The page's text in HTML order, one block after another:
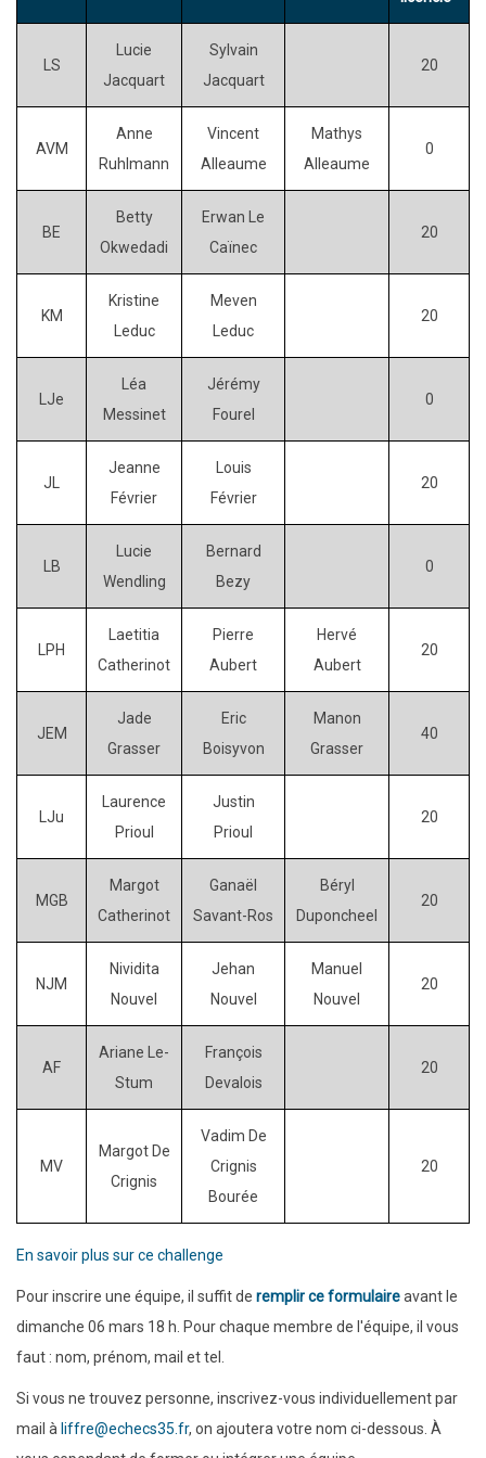
LS
Lucie
Jacquart
Sylvain
Jacquart
20
AVM
Anne
Ruhlmann
Vincent
Alleaume
Mathys
Alleaume
0
BE
Betty
Okwedadi
Erwan Le
Caïnec
20
KM
Kristine
Leduc
Meven
Leduc
20
LJe
Léa
Messinet
Jérémy
Fourel
0
JL
Jeanne
Février
Louis
Février
20
LB
Lucie
Wendling
Bernard
Bezy
0
LPH
Laetitia
Catherinot
Pierre
Aubert
Hervé
Aubert
20
JEM
Jade
Grasser
Eric
Boisyvon
Manon
Grasser
40
LJu
Laurence
Prioul
Justin
Prioul
20
MGB
Margot
Catherinot
Ganaël
Savant-Ros
Béryl
Duponcheel
20
NJM
Nividita
Nouvel
Jehan
Nouvel
Manuel
Nouvel
20
AF
Ariane Le-
Stum
François
Devalois
20
MV
Margot De
Crignis
Vadim De
Crignis
Bourée
20
En savoir plus sur ce challenge
Pour inscrire une équipe, il suffit de remplir ce formulaireavant le
dimanche 06 mars 18 h. Pour chaque membre de l'équipe, il vous
faut : nom, prénom, mail et tel.
Si vous ne trouvez personne, inscrivez-vous individuellement par
mail à liffre@echecs35.fr, on ajoutera votre nom ci-dessous. À